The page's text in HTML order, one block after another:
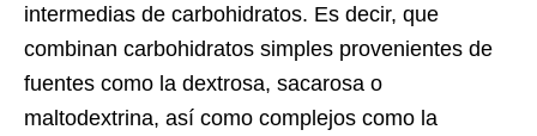
intermedias de carbohidratos. Es decir, que
combinan carbohidratos simples provenientes de
fuentes como la dextrosa, sacarosa o
maltodextrina, así como complejos como la